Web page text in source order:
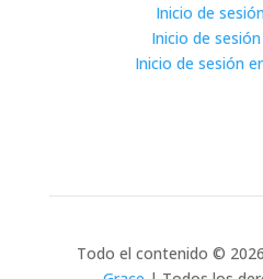
Inicio de
Inicio de
Inicio de sesión
Todo el contenido © 2026